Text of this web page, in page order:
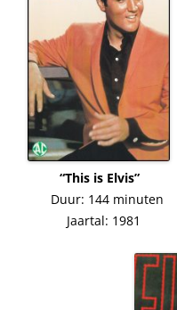
“This is
Duur: 144
Jaartal: